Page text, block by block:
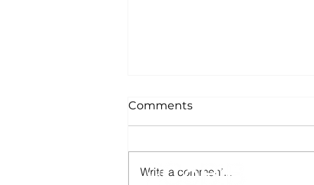
Comments
Write a comment...